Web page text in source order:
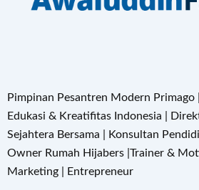
Pimpinan Pesantren Modern Primago
Edukasi & Kreatifitas Indonesia |
Sejahtera Bersama | Konsultan
Owner Rumah Hijabers |Trainer &
Marketing | Entrepreneur